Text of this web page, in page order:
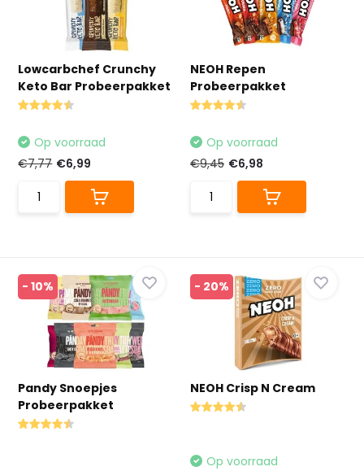
Lowcarbchef Crunchy
Keto Bar Probeerpakket
Op voorraad
€7,77 €6,99
NEOH Repen
Probeerpakket
Op voorraad
€9,45 €6,98
- 10%
Pandy Snoepjes
Probeerpakket
- 20%
NEOH Crisp N Cream
Op voorraad